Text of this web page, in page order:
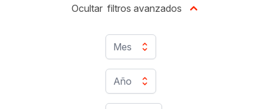
Mes
Año
Ocultar filtros avanzados